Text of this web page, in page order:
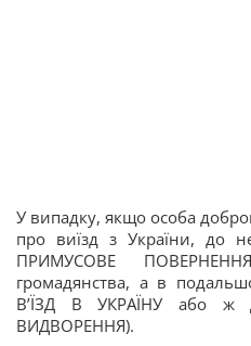
У випадку, якщо особа
про виїзд з України, до
ПРИМУСОВЕ
громадянства, а в
В’ЇЗД В УКРАЇНУ або ж
ВИДВОРЕННЯ).